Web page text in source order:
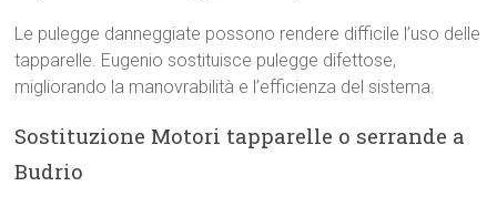
Le pulegge danneggiate possono rendere difficile l’uso delle
tapparelle. Eugenio sostituisce pulegge difettose,
migliorando la manovrabilità e l’efficienza del sistema.
Sostituzione Motori tapparelle o serrande a
Budrio